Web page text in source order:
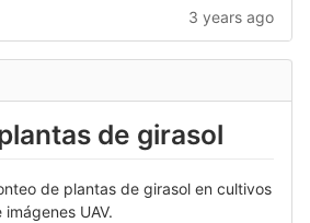
3 years ago
de girasol
de plantas de girasol en cultivos
UAV.